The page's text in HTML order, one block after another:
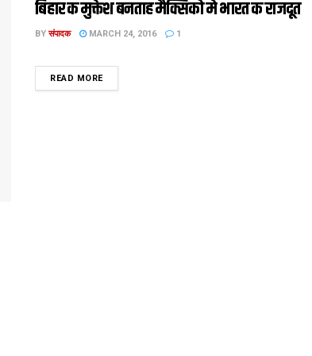
बिहार क मुक्तेश बनताह मैक्सिको मे भारत क राजदूत
BY संपादक MARCH 24, 2016 1
READ MOREDETAILS